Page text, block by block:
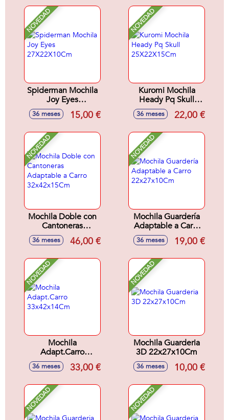
NOVEDAD
Spiderman Mochila
Joy Eyes
27X22X10Cm
36 meses 15,00 €
NOVEDAD
Kuromi Mochila
Heady Pq Skull
25X22X15Cm
36 meses 22,00 €
NOVEDAD
Mochila Doble con
Cantoneras
Adaptable a Carro
32x42x15Cm
36 meses 46,00 €
NOVEDAD
Mochila Guardería
Adaptable a Carro
22x27x10Cm
36 meses 19,00 €
NOVEDAD
Mochila
Adapt.Carro
33x42x14Cm
36 meses 33,00 €
NOVEDAD
Mochila Guarderia
3D 22x27x10Cm
36 meses 10,00 €
NOVEDAD NOVEDAD